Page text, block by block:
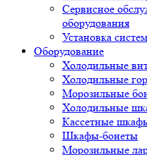
Сервисное
оборудования
Установка
Оборудование
Холодильные
Холодильные
Морозильные
Холодильные
Кассетные
Шкафы-бонеты
Морозильные